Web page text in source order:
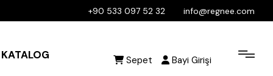
+90 533 097 52 32 info@regnee.com
KATALOG Sepet Bayi Girişi